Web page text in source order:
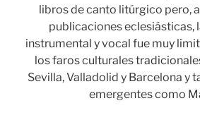
libros de canto litúrgico pero,
publicaciones eclesiásticas,
instrumental y vocal fue muy
los faros culturales
Sevilla, Valladolid y Barcelona y
emergentes como